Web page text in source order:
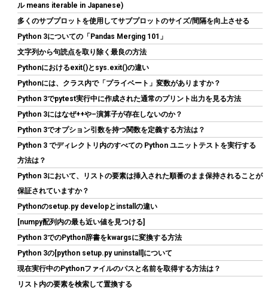
玄人志向 電源ユニット 650W ATX 電源 80 PLUS ブロンズ PC電源
静音ファン ブラック 【メーカー正規出品】 KRPW-BD650W/85+
(54013) GBP 23.98 (2026-08-07 04:03 GMT +09:00 時点 -
ちら)
【整備済み品】 Earth Dreams内蔵 HDD 2TB 3.5インチ デスクト
ップPC 増設・データバックアップ用 ハードディスク 保証1年
ル means iterable in Japanese)
多くのサブプロットを使用してサブプロットのサイズ/間隔を向上させる
Python 3についての「Pandas Merging 101」
文字列から句読点を取り除く最良の方法
Pythonにおけるexit()とsys.exit()の違い
Pythonには、クラス内で「プライベート」変数がありますか？
Python 3でpytest実行中に作成された通常のプリント出力を見る方法
Python 3にはなぜ++や–演算子が存在しないのか？
Python 3でオプション引数を持つ関数を定義する方法は？
Python 3 でディレクトリ内のすべての Python ユニットテストを実行する
方法は？
Python 3において、リストの要素は挿入された順番のまま保持されることが
保証されていますか？
Pythonのsetup.py developとinstallの違い
[numpy配列内の最も近い値を見つける]
Python 3でのPython辞書をkwargsに変換する方法
Python 3の[python setup.py uninstall]について
現在実行中のPythonファイルのパスと名前を取得する方法は？
リスト内の要素を検索して置換する